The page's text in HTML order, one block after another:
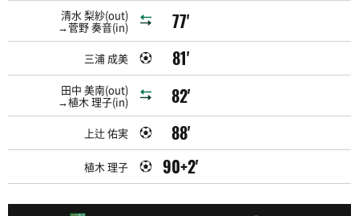
清水 梨紗(out)
→菅野 奏音(in) 77'
三浦 成美 81'
田中 美南(out)
→植木 理子(in) 82'
上辻 佑実 88'
植木 理子 90+2'